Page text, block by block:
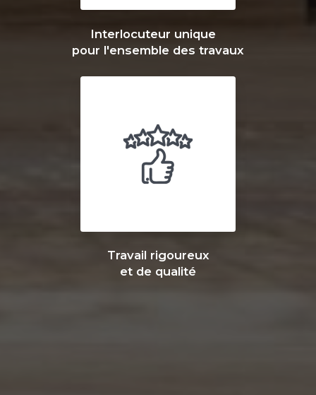
Interlocuteur unique
pour l'ensemble des travaux
Travail rigoureux
et de qualité